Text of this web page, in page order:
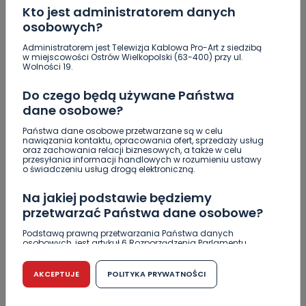
Kto jest administratorem danych
osobowych?
Administratorem jest Telewizja Kablowa Pro-Art z siedzibą
w miejscowości Ostrów Wielkopolski (63-400) przy ul.
Wolności 19.
Do czego będą używane Państwa
dane osobowe?
Państwa dane osobowe przetwarzane są w celu
nawiązania kontaktu, opracowania ofert, sprzedaży usług
oraz zachowania relacji biznesowych, a także w celu
przesyłania informacji handlowych w rozumieniu ustawy
o świadczeniu usług drogą elektroniczną.
Na jakiej podstawie będziemy
przetwarzać Państwa dane osobowe?
Podstawą prawną przetwarzania Państwa danych
osobowych, jest artykuł 6 Rozporządzenia Parlamentu
r. w sprawie ochrony osób fizycznych w związku z
przetwarzaniem danych osobowych w sprawie
swobodnego przepływu takich danych oraz uchylenia
dyrektywy 95/46/WE (RODO).
AKCEPTUJE POLITYKA PRYWATNOŚCI
REGION WIADOMOŚCI
Internauci wybrali. Kto wygra w drugiej turze
wyborów prezydenckich? Sprawdź!
08.07.2020 13:06
Sebastian Matyszczak